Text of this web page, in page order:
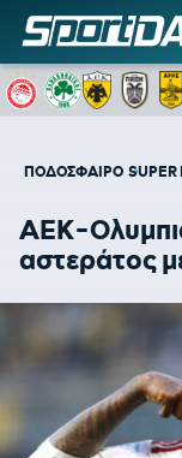
ΠΟΔΟΣΦΑΙΡΟ SUPER
ΑΕΚ-
αστεράτος